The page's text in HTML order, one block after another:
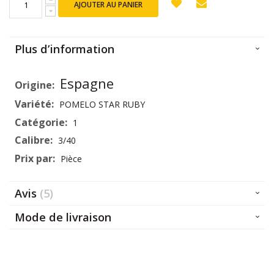
AJOUTER AU PANIER
Plus d’information
d’informationEspagne
POMELO STAR RUBY
1
3/40
Pièce
Avis 5
Mode de livraison